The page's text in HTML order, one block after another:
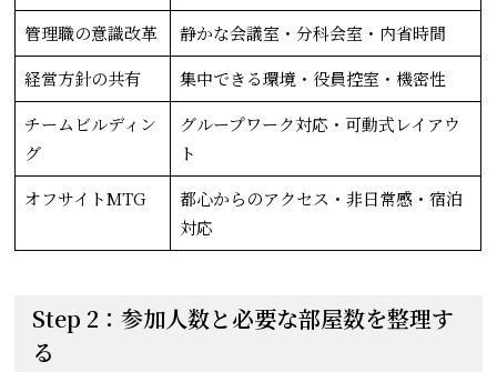
管理職の意識改革
静かな会議室・分科会室・内省時間
経営方針の共有
集中できる環境・役員控室・機密性
チームビルディン
グ
グループワーク対応・可動式レイアウ
ト
オフサイトMTG
都心からのアクセス・非日常感・宿泊
対応
Step 2：参加人数と必要な部屋数を整理す
る